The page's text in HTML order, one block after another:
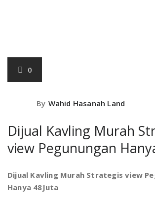
0
By Wahid Hasanah Land
Dijual Kavling Murah
view Pegunungan
Dijual Kavling Murah Strategis view
Hanya 48Juta